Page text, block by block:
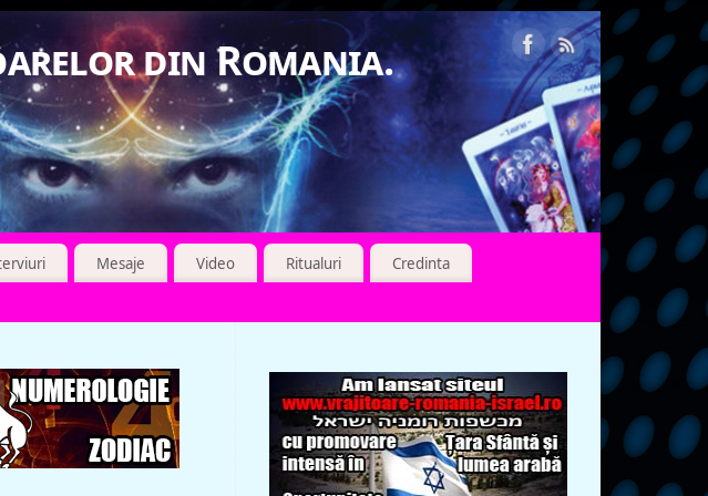
din Romania.
Mesaje Video Ritualuri
Credinta